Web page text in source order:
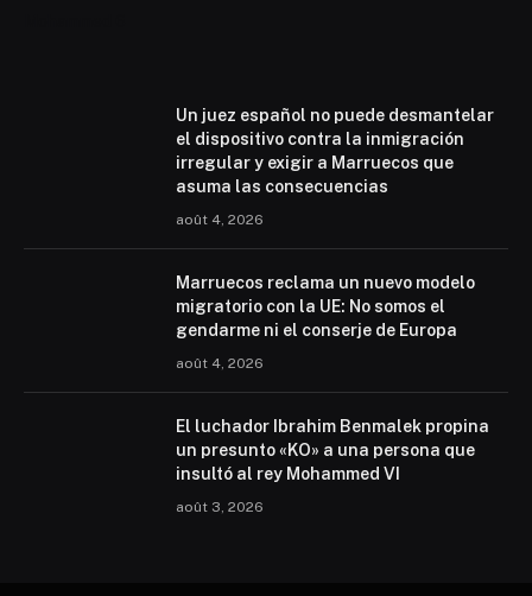
Un juez español no puede desmantelar
el dispositivo contra la inmigración
irregular y exigir a Marruecos que
asuma las consecuencias
août 4, 2026
Marruecos reclama un nuevo modelo
migratorio con la UE: No somos el
gendarme ni el conserje de Europa
août 4, 2026
El luchador Ibrahim Benmalek propina
un presunto «KO» a una persona que
insultó al rey Mohammed VI
août 3, 2026